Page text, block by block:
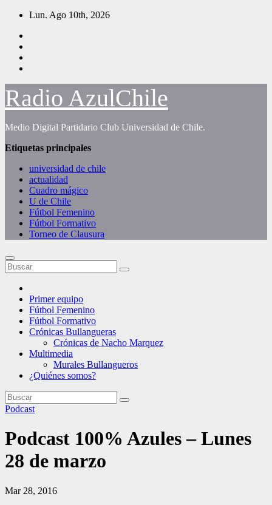
Saltar
contenido
Lun. Ago 10th, 2026
Radio AzulChile
Medio Digital Partidario Club Universidad de Chile.
Etiquetas principales
universidad de chile
actualidad
Cuadro mágico
U de Chile
Fútbol Femenino
Fútbol Formativo
Torneo de Clausura
Primer equipo
Fútbol Femenino
Fútbol Formativo
Crónicas Bullangueras
Crónicas de Nacho Marquez
Multimedia
Murales Bullangueros
¿Quiénes somos?
Podcast
Podcast 100% Azules – Lunes
28 de marzo
Mar 28, 2016